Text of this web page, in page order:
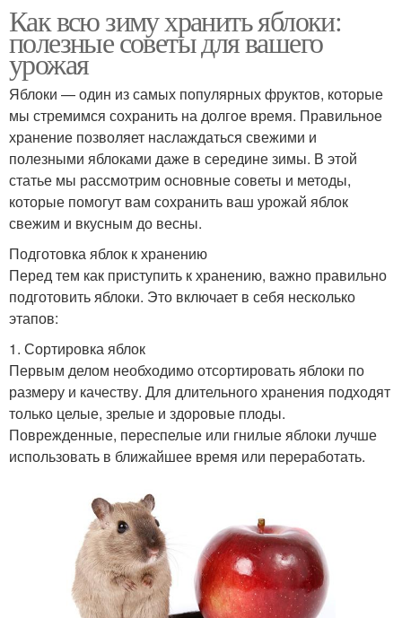
Как всю зиму хранить яблоки:
полезные советы для вашего
урожая
Яблоки — один из самых популярных фруктов, которые
мы стремимся сохранить на долгое время. Правильное
хранение позволяет наслаждаться свежими и
полезными яблоками даже в середине зимы. В этой
статье мы рассмотрим основные советы и методы,
которые помогут вам сохранить ваш урожай яблок
свежим и вкусным до весны.
Подготовка яблок к хранению
Перед тем как приступить к хранению, важно правильно
подготовить яблоки. Это включает в себя несколько
этапов:
1. Сортировка яблок
Первым делом необходимо отсортировать яблоки по
размеру и качеству. Для длительного хранения подходят
только целые, зрелые и здоровые плоды.
Поврежденные, переспелые или гнилые яблоки лучше
использовать в ближайшее время или переработать.